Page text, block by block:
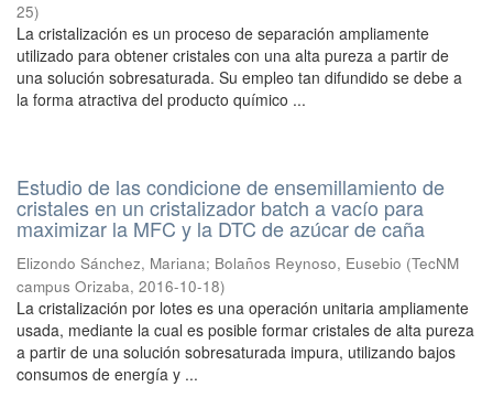
25)
La cristalización es un proceso de separación ampliamente
utilizado para obtener cristales con una alta pureza a partir de
una solución sobresaturada. Su empleo tan difundido se debe a
la forma atractiva del producto químico ...
Estudio de las condicione de ensemillamiento de
cristales en un cristalizador batch a vacío para
maximizar la MFC y la DTC de azúcar de caña
Elizondo Sánchez, Mariana; Bolaños Reynoso, Eusebio (TecNM
campus Orizaba, 2016-10-18)
La cristalización por lotes es una operación unitaria ampliamente
usada, mediante la cual es posible formar cristales de alta pureza
a partir de una solución sobresaturada impura, utilizando bajos
consumos de energía y ...